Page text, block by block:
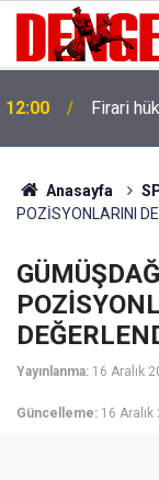
12:00 Firari
Anasayfa
POZİSYONLARINI
Yayınlanma: 16 Aralık
Güncelleme: 16 Aralık